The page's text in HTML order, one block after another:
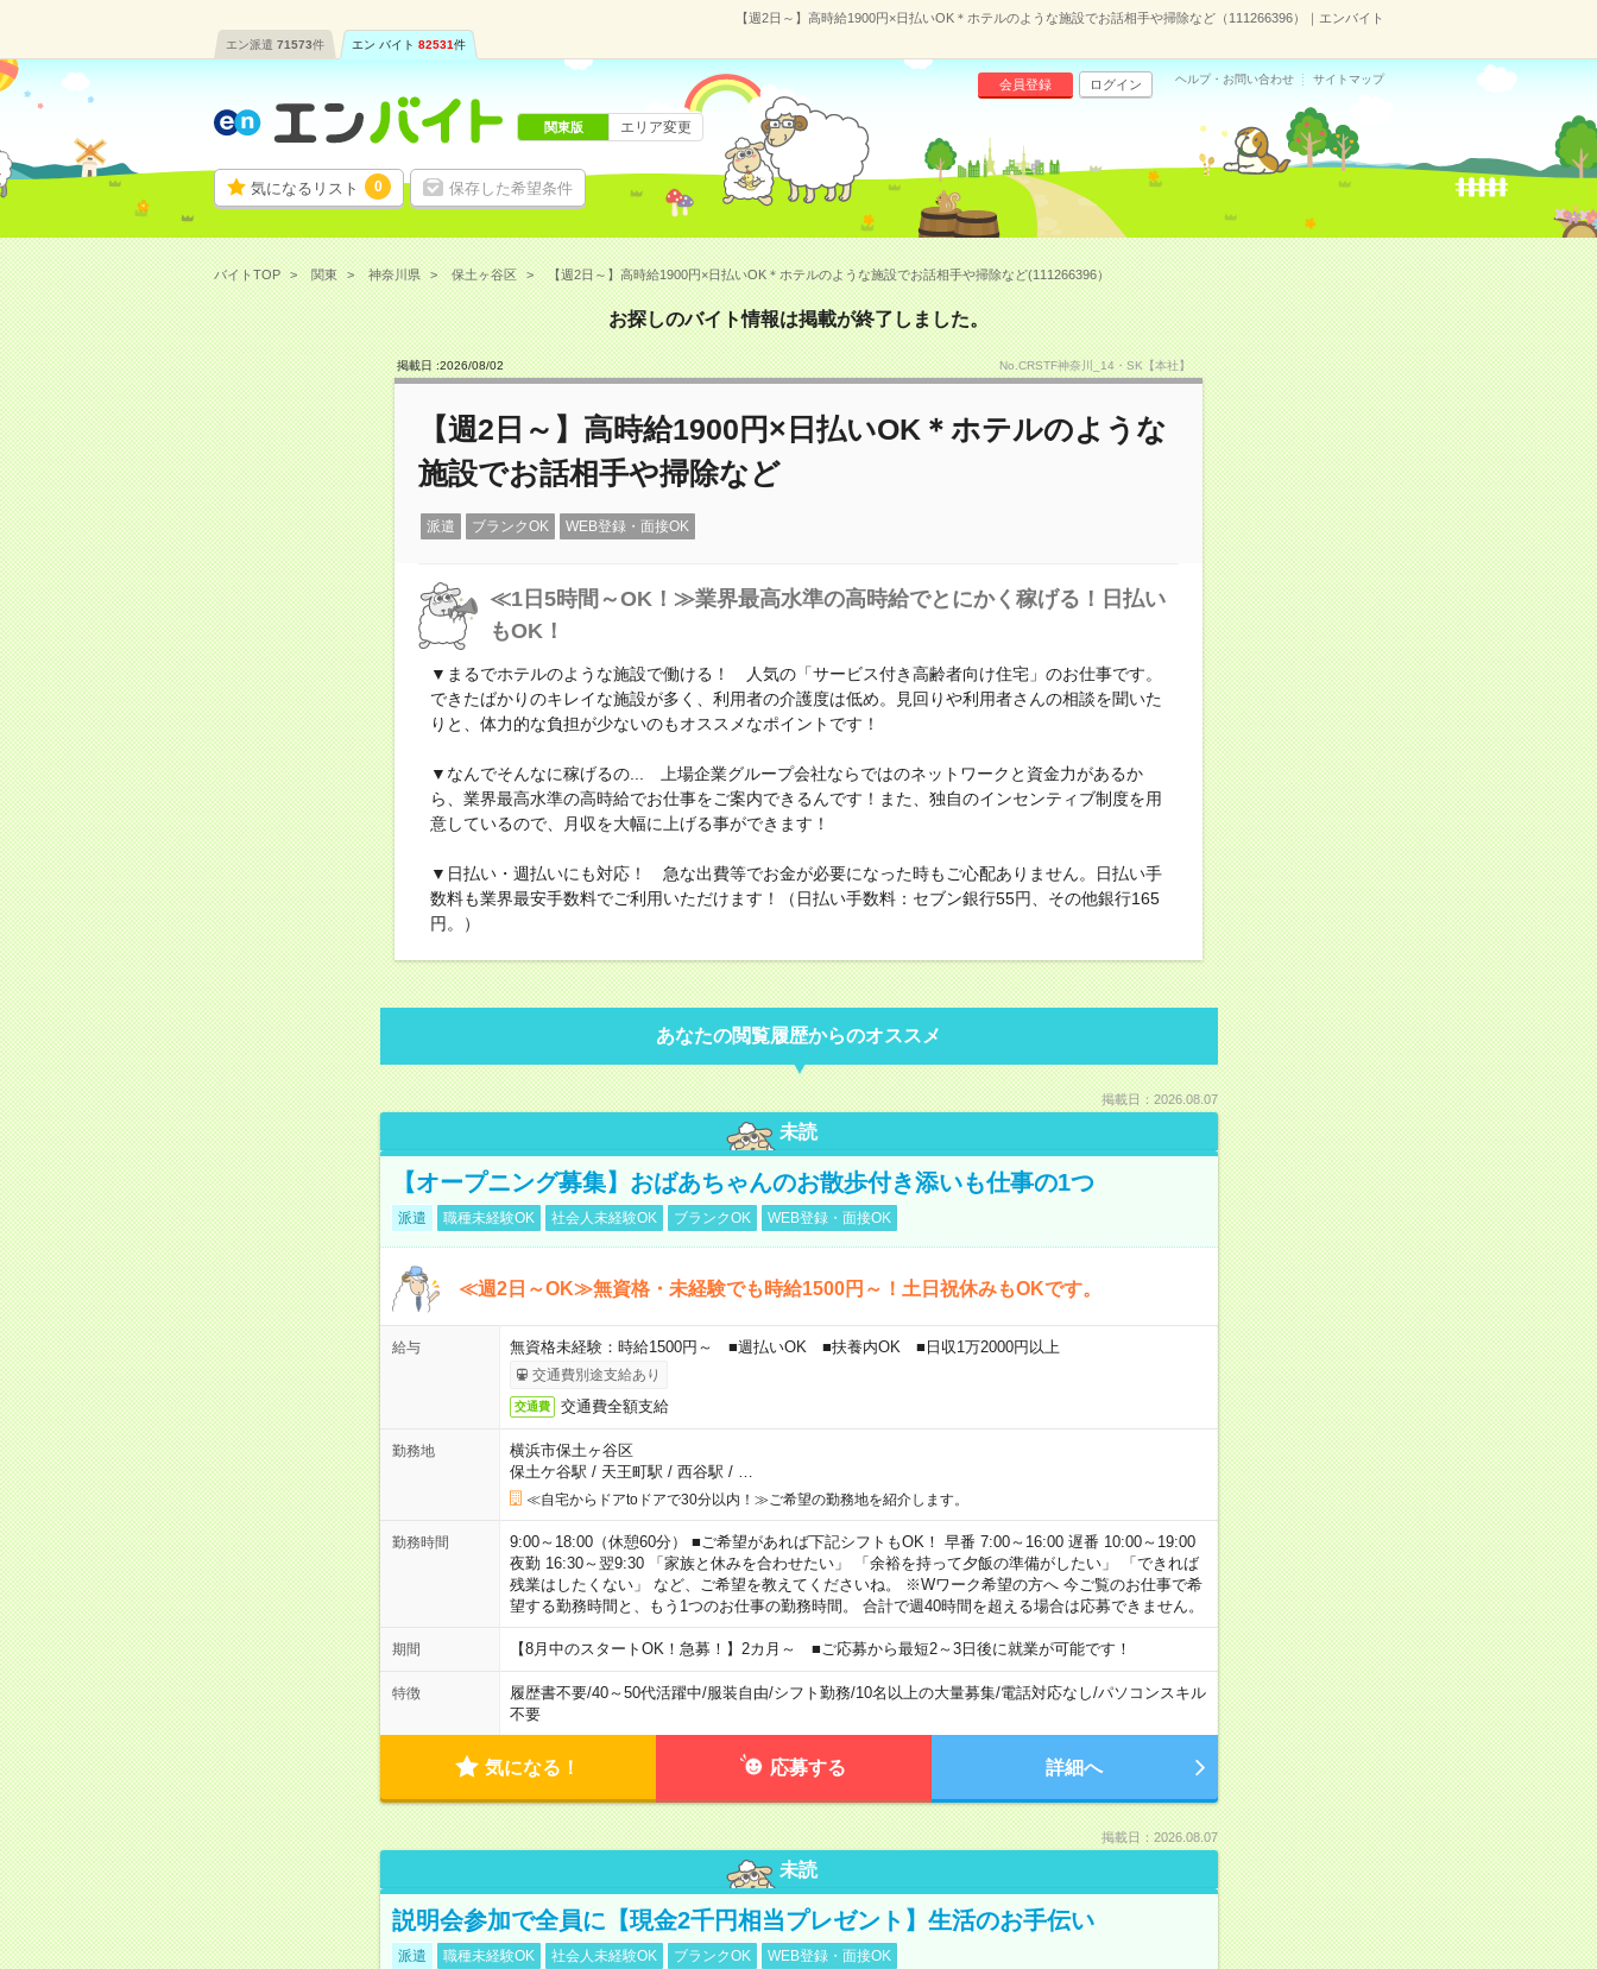
【週2日～】高時給1900円×日払いOK＊ホテルのような施設でお話相手や掃除など（111266396）｜エンバイト
エン派遣 71573件 エン バイト 82531件
気になるリスト 0 保存した希望条件
会員登録 ログイン ヘルプ・お問い合わせ サイトマップ
関東版 エリア変更
バイトTOP 関東 神奈川県 保土ヶ谷区 【週2日～】高時給1900円×日払いOK＊ホテルのような施設でお話相手や掃除など(111266396）
お探しのバイト情報は掲載が終了しました。
掲載日 :2026/08/02 No.CRSTF神奈川_14・SK【本社】
【週2日～】高時給1900円×日払いOK＊ホテルのような
施設でお話相手や掃除など
派遣 ブランクOK WEB登録・面接OK
≪1日5時間～OK！≫業界最高水準の高時給でとにかく稼げる！日払い
もOK！
▼まるでホテルのような施設で働ける！ 人気の「サービス付き高齢者向け住宅」のお仕事です。
できたばかりのキレイな施設が多く、利用者の介護度は低め。見回りや利用者さんの相談を聞いた
りと、体力的な負担が少ないのもオススメなポイントです！
▼なんでそんなに稼げるの... 上場企業グループ会社ならではのネットワークと資金力があるか
ら、業界最高水準の高時給でお仕事をご案内できるんです！また、独自のインセンティブ制度を用
意しているので、月収を大幅に上げる事ができます！
▼日払い・週払いにも対応！ 急な出費等でお金が必要になった時もご心配ありません。日払い手
数料も業界最安手数料でご利用いただけます！（日払い手数料：セブン銀行55円、その他銀行165
円。）
あなたの閲覧履歴からのオススメ
掲載日：2026.08.07
未読
【オープニング募集】おばあちゃんのお散歩付き添いも仕事の1つ
派遣 職種未経験OK 社会人未経験OK ブランクOK WEB登録・面接OK
≪週2日～OK≫無資格・未経験でも時給1500円～！土日祝休みもOKです。
給与 無資格未経験：時給1500円～ ■週払いOK ■扶養内OK ■日収1万2000円以上
交通費別途支給あり
交通費 交通費全額支給
勤務地
横浜市保土ヶ谷区
保土ケ谷駅 / 天王町駅 / 西谷駅 /
≪自宅からドアtoドアで30分以内！≫ご希望の勤務地を紹介します。
勤務時間
9:00～18:00（休憩60分） ■ご希望があれば下記シフトもOK！ 早番 7:00～16:00 遅番 10:00～19:00
夜勤 16:30～翌9:30 「家族と休みを合わせたい」 「余裕を持って夕飯の準備がしたい」 「できれば
残業はしたくない」 など、ご希望を教えてくださいね。 ※Wワーク希望の方へ 今ご覧のお仕事で希
望する勤務時間と、もう1つのお仕事の勤務時間。 合計で週40時間を超える場合は応募できません。
期間 【8月中のスタートOK！急募！】2カ月～ ■ご応募から最短2～3日後に就業が可能です！
特徴 履歴書不要/40～50代活躍中/服装自由/シフト勤務/10名以上の大量募集/電話対応なし/パソコンスキル
不要
気になる！ 応募する 詳細へ
掲載日：2026.08.07
未読
説明会参加で全員に【現金2千円相当プレゼント】生活のお手伝い
派遣 職種未経験OK 社会人未経験OK ブランクOK WEB登録・面接OK